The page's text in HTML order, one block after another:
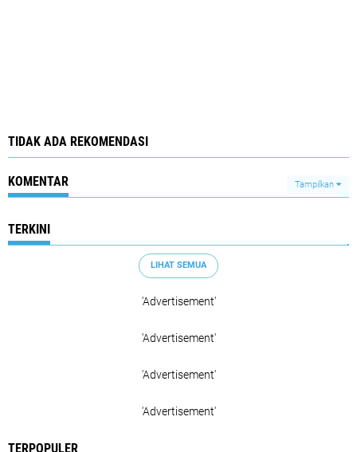
TIDAK ADA REKOMENDASI
KOMENTAR Tampilkan
TERKINI
LIHAT SEMUA
'Advertisement'
'Advertisement'
'Advertisement'
'Advertisement'
TERPOPULER